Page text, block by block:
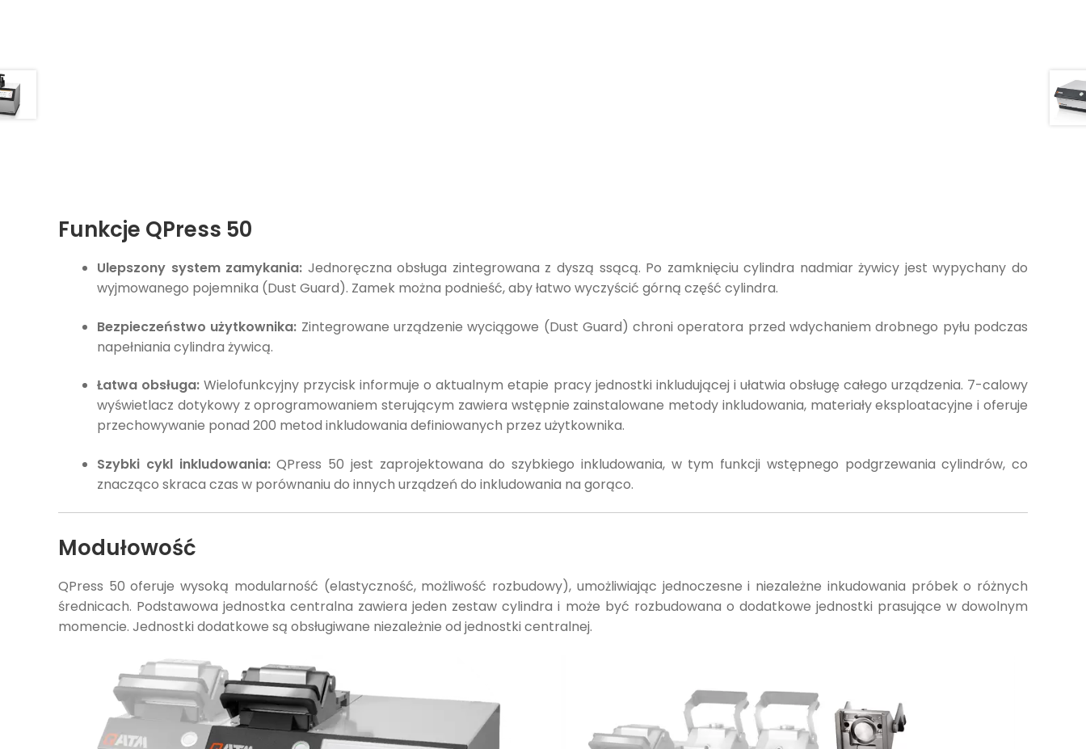
Funkcje QPress 50
Ulepszony system zamykania: Jednoręczna obsługa zintegrowana z dyszą ssącą. Po zamknięciu cylindra nadmiar żywicy jest wypychany do
wyjmowanego pojemnika (Dust Guard). Zamek można podnieść, aby łatwo wyczyścić górną część cylindra.
Bezpieczeństwo użytkownika: Zintegrowane urządzenie wyciągowe (Dust Guard) chroni operatora przed wdychaniem drobnego pyłu podczas
napełniania cylindra żywicą.
Łatwa obsługa: Wielofunkcyjny przycisk informuje o aktualnym etapie pracy jednostki inkludującej i ułatwia obsługę całego urządzenia. 7-calowy
wyświetlacz dotykowy z oprogramowaniem sterującym zawiera wstępnie zainstalowane metody inkludowania, materiały eksploatacyjne i oferuje
przechowywanie ponad 200 metod inkludowania definiowanych przez użytkownika.
Szybki cykl inkludowania:QPress 50 jest zaprojektowana do szybkiego inkludowania, w tym funkcji wstępnego podgrzewania cylindrów, co
znacząco skraca czas w porównaniu do innych urządzeń do inkludowania na gorąco.
Modułowość
QPress 50 oferuje wysoką modularność (elastyczność, możliwość rozbudowy), umożliwiając jednoczesne i niezależne inkudowania próbek o różnych
średnicach. Podstawowa jednostka centralna zawiera jeden zestaw cylindra i może być rozbudowana o dodatkowe jednostki prasujące w dowolnym
momencie. Jednostki dodatkowe są obsługiwane niezależnie od jednostki centralnej.